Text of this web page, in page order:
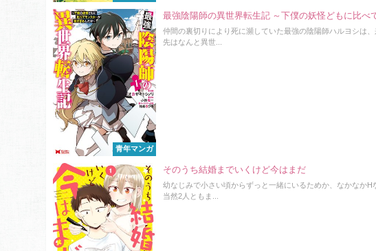
青年マンガ
最強陰陽師の異世界転生記 ～下僕の妖怪どもに比べ
仲間の裏切りにより死に瀕していた最強の陰陽師ハルヨシは
先はなんと異世...
そのうち結婚までいくけど今はまだ
幼なじみで小さい頃からずっと一緒にいるためか、なかなか
当然2人ともま...